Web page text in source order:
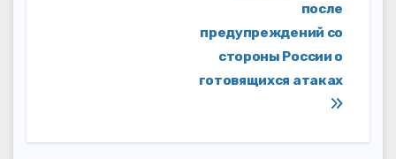
после
предупреждений со
стороны России о
готовящихся атаках